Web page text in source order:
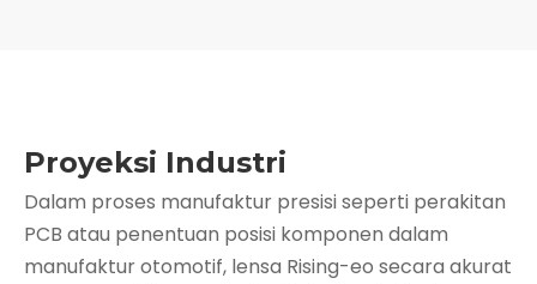
Proyeksi Industri
Dalam proses manufaktur presisi seperti perakitan
PCB atau penentuan posisi komponen dalam
manufaktur otomotif, lensa Rising-eo secara akurat